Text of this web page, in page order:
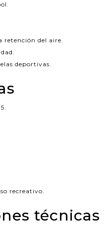
retención del aire.
deportivas.
recreativo.
técnicas